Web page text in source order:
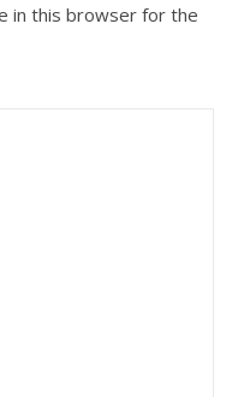
in this browser for the